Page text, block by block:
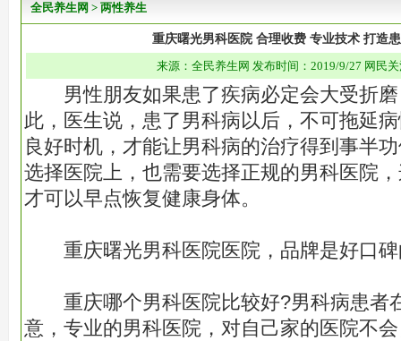
全民养生网 > 两性养生
重庆曙光男科医院 合理收费 专业技术 打造
来源：全民养生网 发布时间：2019/9/27 网民
男性朋友如果患了疾病必定会大受折磨
此，医生说，患了男科病以后，不可拖延
良好时机，才能让男科病的治疗得到事半
选择医院上，也需要选择正规的男科医院
才可以早点恢复健康身体。
重庆曙光男科医院医院，品牌是好口碑
重庆哪个男科医院比较好?男科病患者
意，专业的男科医院，对自己家的医院不